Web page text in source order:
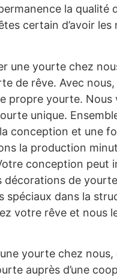
la qualité
certain d’avoir les
une yourte chez
de rêve. Avec
propre yourte. Nous
unique.
conception et une
la production
conception peut
décorations de
spéciaux dans la
votre rêve et nous
yourte chez nous,
auprès d’une